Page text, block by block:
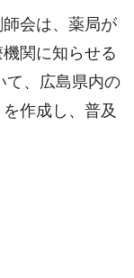
会は、薬局が
関に知らせる
て、広島県内の
作成し、普及